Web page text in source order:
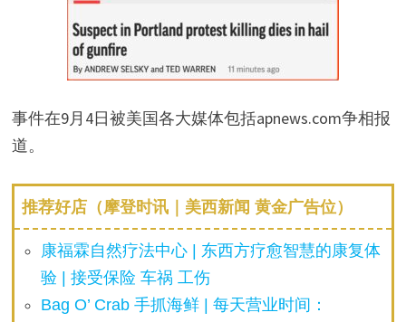
事件在9月4日被美国各大媒体包括apnews.com争相报
道。
推荐好店（摩登时讯｜美西新闻 黄金广告位）
康福霖自然疗法中心 | 东西方疗愈智慧的康复体
验 | 接受保险 车祸 工伤
Bag O’ Crab 手抓海鲜 | 每天营业时间：